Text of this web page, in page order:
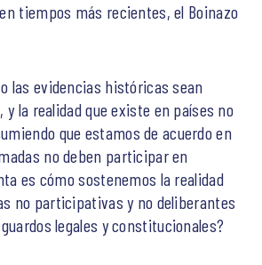
tiempos más recientes, el Boinazo
las evidencias históricas sean
y la realidad que existe en países no
que estamos de acuerdo en
no deben participar en
es cómo sostenemos la realidad
no participativas y no deliberantes
legales y constitucionales?